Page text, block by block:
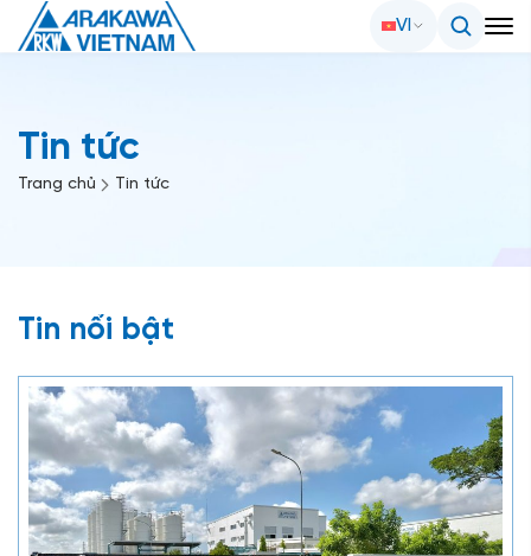
VI
Tin tức
Trang chủ Tin tức
Tin nổi bật